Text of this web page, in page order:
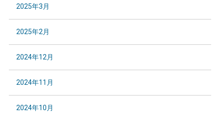
2025年3月
2025年2月
2024年12月
2024年11月
2024年10月